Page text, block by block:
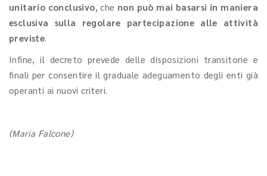
unitario conclusivo , che non può mai basarsi in maniera
esclusiva sulla regolare partecipazione alle attività
previste
Infine, il decreto prevede delle disposizioni transitorie e
finali per consentire il graduale adeguamento degli enti già
operanti ai nuovi criteri.
(Maria Falcone)